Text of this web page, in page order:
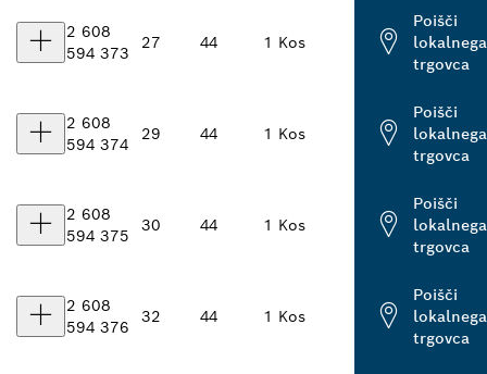
2 608
594 373
27 44 1 Kos
Poišči
lokalnega
trgovca
2 608
594 374
29 44 1 Kos
Poišči
lokalnega
trgovca
2 608
594 375
30 44 1 Kos
Poišči
lokalnega
trgovca
2 608
594 376
32 44 1 Kos
Poišči
lokalnega
trgovca